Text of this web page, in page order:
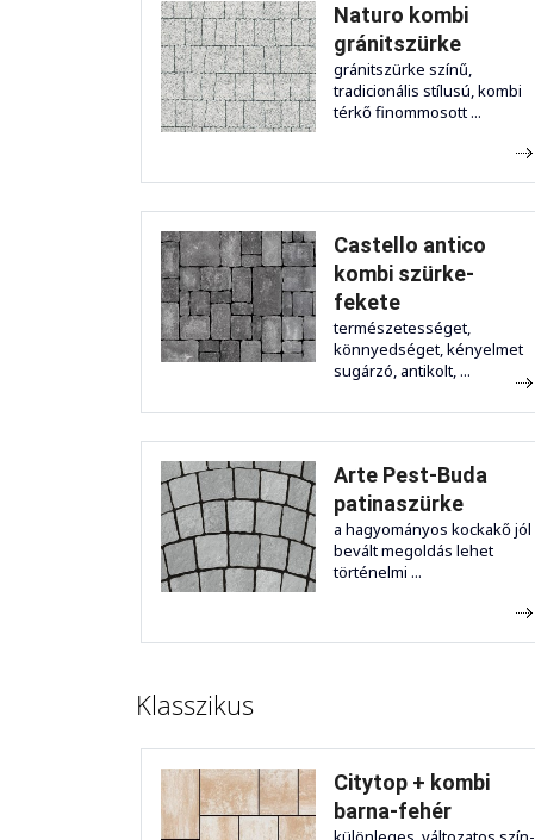
Naturo kombi
gránitszürke
gránitszürke színű,
tradicionális stílusú, kombi
térkő finommosott ...
Castello antico
kombi szürke-
fekete
természetességet,
könnyedséget, kényelmet
sugárzó, antikolt, ...
Arte Pest-Buda
patinaszürke
a hagyományos kockakő jól
bevált megoldás lehet
történelmi ...
Klasszikus
Citytop + kombi
barna-fehér